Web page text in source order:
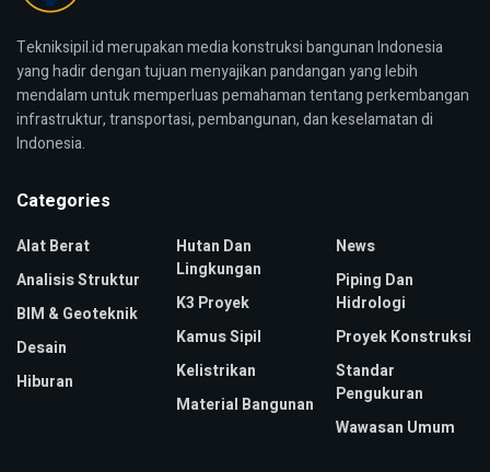
Tekniksipil.id merupakan media konstruksi bangunan Indonesia
yang hadir dengan tujuan menyajikan pandangan yang lebih
mendalam untuk memperluas pemahaman tentang perkembangan
infrastruktur, transportasi, pembangunan, dan keselamatan di
Indonesia.
Categories
Alat Berat
Analisis Struktur
BIM & Geoteknik
Desain
Hiburan
Hutan Dan
Lingkungan
K3 Proyek
Kamus Sipil
Kelistrikan
Material Bangunan
News
Piping Dan
Hidrologi
Proyek Konstruksi
Standar
Pengukuran
Wawasan Umum